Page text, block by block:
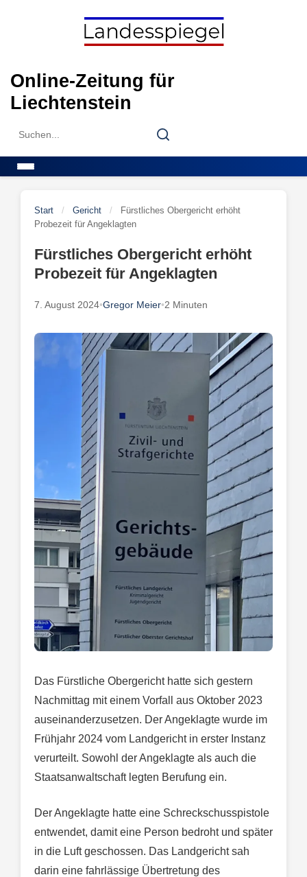
Online-Zeitung für
Liechtenstein
Search
Search
Start / Gericht /
Fürstliches Obergericht erhöht
Probezeit für Angeklagten
Fürstliches Obergericht erhöht
Probezeit für Angeklagten
7. August 2024•Gregor Meier•2 Minuten
Das Fürstliche Obergericht hatte sich gestern
Nachmittag mit einem Vorfall aus Oktober 2023
auseinanderzusetzen. Der Angeklagte wurde im
Frühjahr 2024 vom Landgericht in erster Instanz
verurteilt. Sowohl der Angeklagte als auch die
Staatsanwaltschaft legten Berufung ein.
Der Angeklagte hatte eine Schreckschusspistole
entwendet, damit eine Person bedroht und später
in die Luft geschossen. Das Landgericht sah
darin eine fahrlässige Übertretung des